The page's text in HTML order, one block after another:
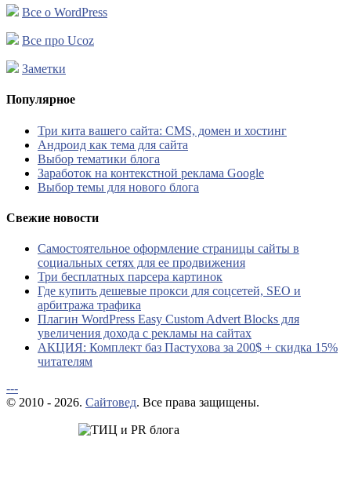
Все о WordPress
Все про Ucoz
Заметки
Популярное
Три кита вашего сайта: CMS, домен и хостинг
Андроид как тема для сайта
Выбор тематики блога
Заработок на контекстной реклама Google
Выбор темы для нового блога
Свежие новости
Самостоятельное оформление страницы сайты в
социальных сетях для ее продвижения
Три бесплатных парсера картинок
Где купить дешевые прокси для соцсетей, SEO и
арбитража трафика
Плагин WordPress Easy Custom Advert Blocks для
увеличения дохода с рекламы на сайтах
АКЦИЯ: Комплект баз Пастухова за 200$ + скидка 15%
читателям
---
© 2010 - 2026. Сайтовед. Все права защищены.